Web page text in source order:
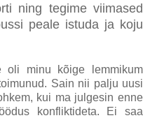
ning tegime viimased
peale istuda ja koju
minu kõige lemmikum
Sain nii palju uusi
kui ma julgesin enne
konfliktideta. Ei saa